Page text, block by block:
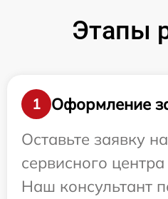
Этапы
1
Оформление
Оставьте заявку
сервисного
Наш консультант